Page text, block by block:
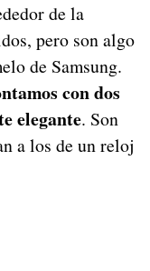
de la
pero son algo
de Samsung.
con dos
elegante. Son
a los de un reloj